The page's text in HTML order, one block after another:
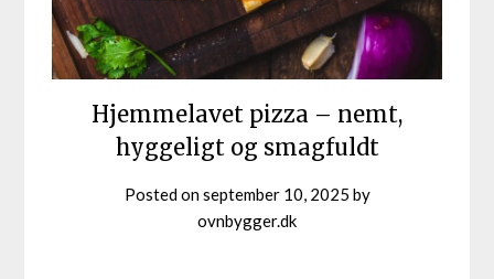
Hjemmelavet pizza – nemt,
hyggeligt og smagfuldt
Posted onseptember 10, 2025 by
ovnbygger.dk